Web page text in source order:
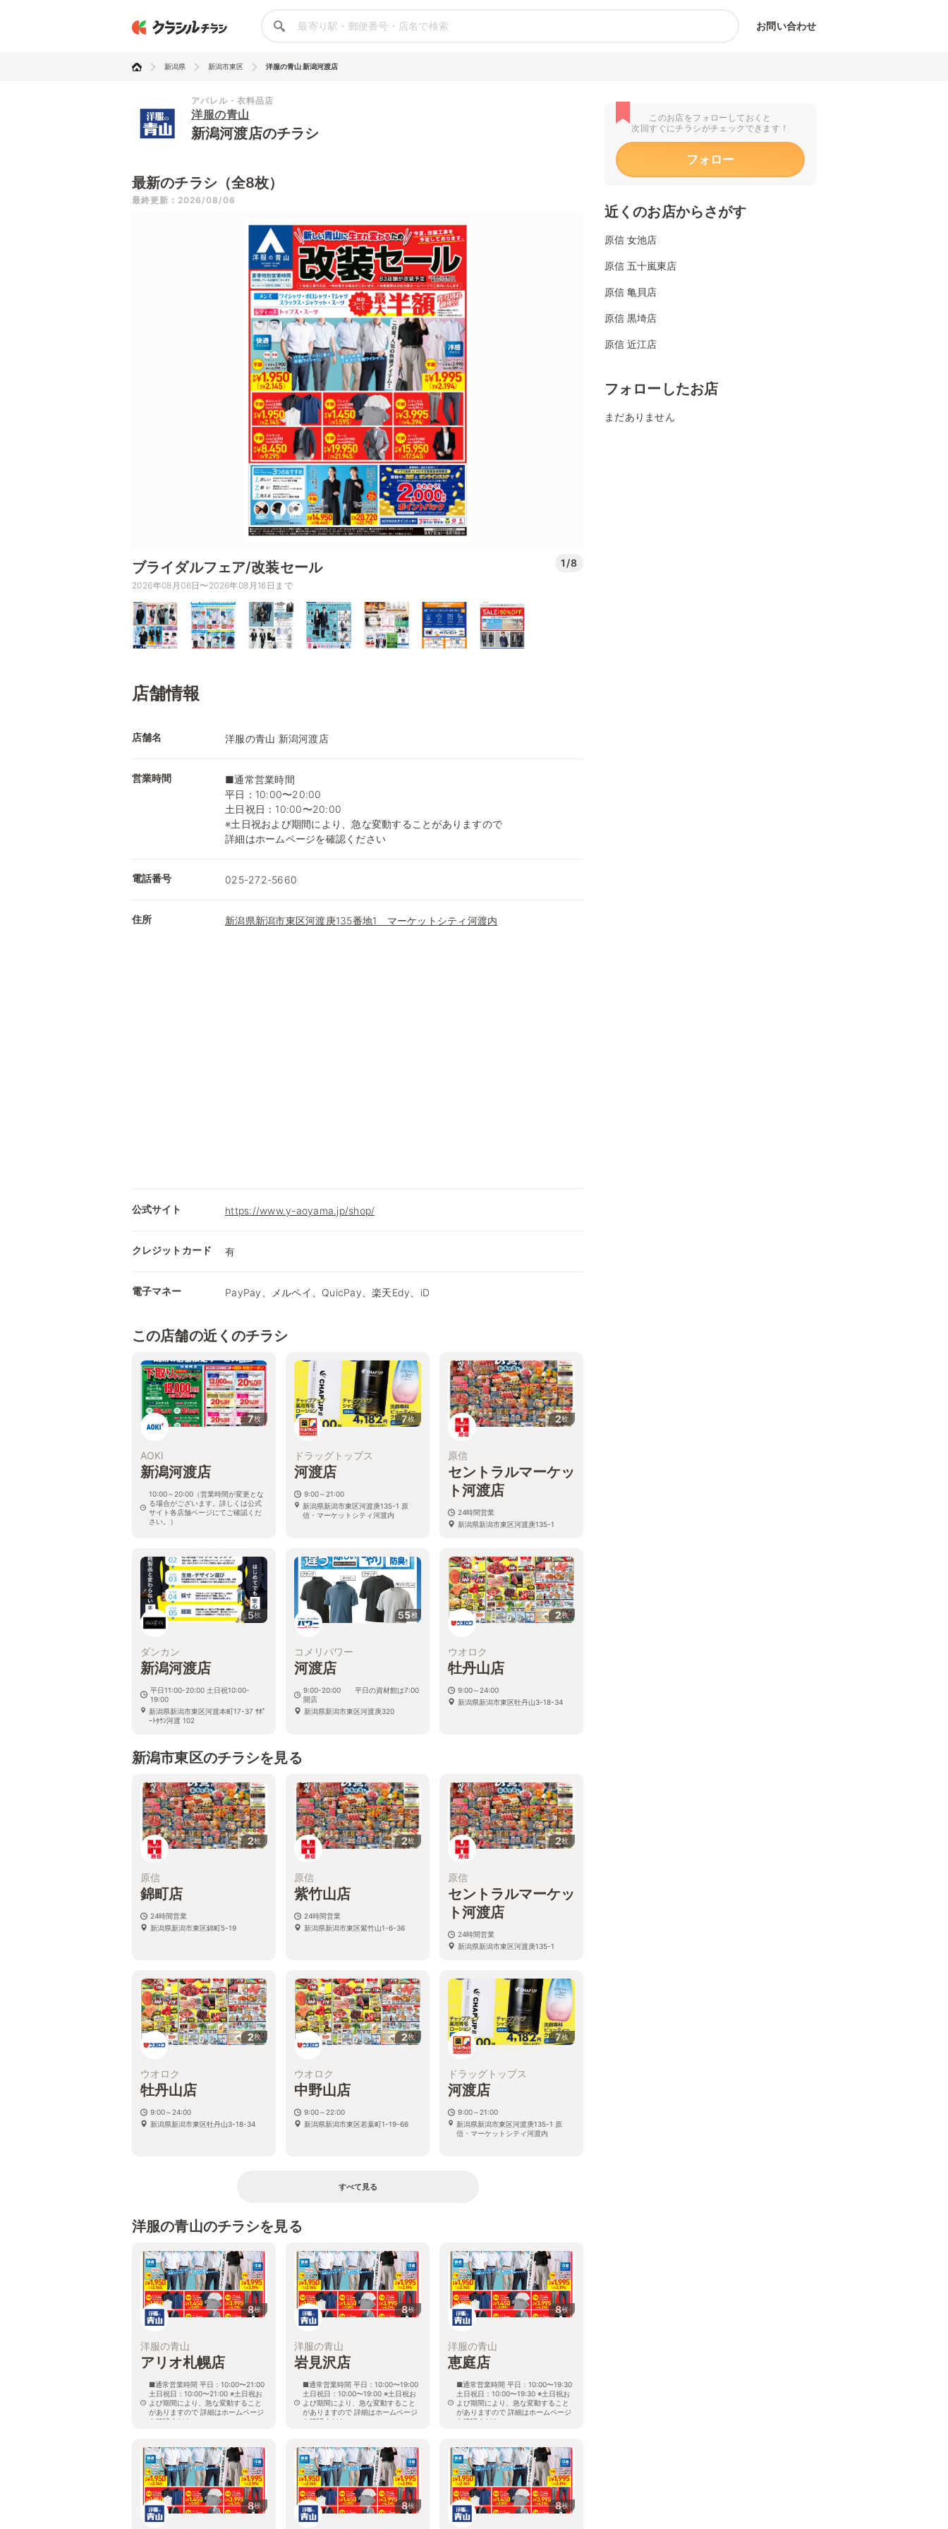
お問い合わせ
新潟県 新潟市東区 洋服の青山 新潟河渡店
アパレル・衣料品店
洋服の青山
新潟河渡店のチラシ
最新のチラシ（全8枚）
最終更新：2026/08/06
ブライダルフェア/改装セール 1/8
2026年08月06日〜2026年08月16日まで
店舗情報
店舗名 洋服の青山 新潟河渡店
営業時間
■通常営業時間
平日：10:00〜20:00
土日祝日：10:00〜20:00
※土日祝および期間により、急な変動することがありますので
詳細はホームページを確認ください
電話番号 025-272-5660
住所 新潟県新潟市東区河渡庚135番地1 マーケットシティ河渡内
公式サイト https://www.y-aoyama.jp/shop/
クレジットカード 有
電子マネー PayPay、メルペイ、QuicPay、楽天Edy、iD
この店舗の近くのチラシ
7枚
AOKI
新潟河渡店
10:00～20:00（営業時間が変更とな
る場合がございます。詳しくは公式
サイト各店舗ページにてご確認くだ
さい。）
7枚
ドラッグトップス
河渡店
9:00～21:00
新潟県新潟市東区河渡庚135-1 原
信・マーケットシティ河渡内
2枚
原信
セントラルマーケッ
ト河渡店
24時間営業
新潟県新潟市東区河渡庚135-1
5枚
ダンカン
新潟河渡店
平日11:00-20:00 土日祝10:00-
19:00
新潟県新潟市東区河渡本町17-37 ｻﾎﾟ
ｰﾄﾀｳﾝ河渡 102
55枚
コメリパワー
河渡店
9:00-20:00 平日の資材館は7:00
開店
新潟県新潟市東区河渡庚320
2枚
ウオロク
牡丹山店
9:00～24:00
新潟県新潟市東区牡丹山3-18-34
新潟市東区のチラシを見る
2枚
原信
錦町店
24時間営業
新潟県新潟市東区錦町5-19
2枚
原信
紫竹山店
24時間営業
新潟県新潟市東区紫竹山1-6-36
2枚
原信
セントラルマーケッ
ト河渡店
24時間営業
新潟県新潟市東区河渡庚135-1
2枚
ウオロク
牡丹山店
9:00～24:00
新潟県新潟市東区牡丹山3-18-34
2枚
ウオロク
中野山店
9:00～22:00
新潟県新潟市東区若葉町1-19-66
7枚
ドラッグトップス
河渡店
9:00～21:00
新潟県新潟市東区河渡庚135-1 原
信・マーケットシティ河渡内
すべて見る
洋服の青山のチラシを見る
8枚
洋服の青山
アリオ札幌店
■通常営業時間 平日：10:00〜21:00
土日祝日：10:00〜21:00 ※土日祝お
よび期間により、急な変動すること
がありますので 詳細はホームページ
を確認ください
8枚
洋服の青山
岩見沢店
■通常営業時間 平日：10:00〜19:00
土日祝日：10:00〜19:00 ※土日祝お
よび期間により、急な変動すること
がありますので 詳細はホームページ
を確認ください
8枚
洋服の青山
恵庭店
■通常営業時間 平日：10:00〜19:30
土日祝日：10:00〜19:30 ※土日祝お
よび期間により、急な変動すること
がありますので 詳細はホームページ
を確認ください
8枚 8枚 8枚
このお店をフォローしておくと
次回すぐにチラシがチェックできます！
フォロー
近くのお店からさがす
原信 女池店
原信 五十嵐東店
原信 亀貝店
原信 黒埼店
原信 近江店
フォローしたお店
まだありません